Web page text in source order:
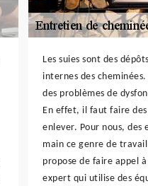
Les suies sont des
internes des
des problèmes de
En effet, il faut faire
enlever. Pour nous,
main ce genre de
propose de faire appel
expert qui utilise des